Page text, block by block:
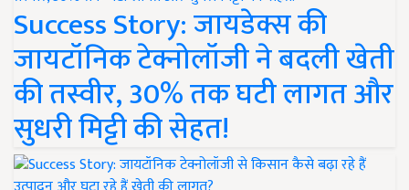
Success Story: जायडेक्स की
जायटॉनिक टेक्नोलॉजी ने बदली खेती
की तस्वीर, 30% तक घटी लागत और
सुधरी मिट्टी की सेहत!